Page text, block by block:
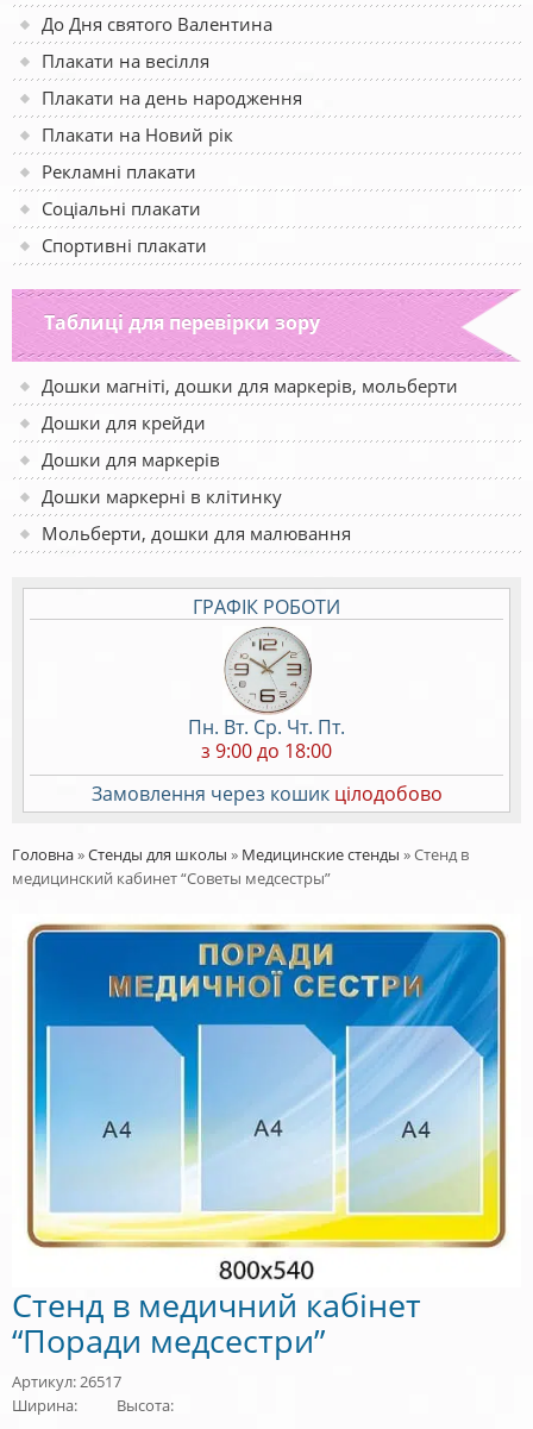
До Дня святого Валентина
Плакати на весілля
Плакати на день народження
Плакати на Новий рік
Рекламні плакати
Соціальні плакати
Спортивні плакати
Таблиці для перевірки зору
Дошки магніті, дошки для маркерів, мольберти
Дошки для крейди
Дошки для маркерів
Дошки маркерні в клітинку
Мольберти, дошки для малювання
ГРАФІК РОБОТИ
Пн. Вт. Ср. Чт. Пт.
з 9:00 до 18:00
Замовлення через кошик цілодобово
Головна»Стенды для школы » Медицинские стенды »Стенд в
медицинский кабинет “Советы медсестры”
Стенд в медичний кабінет
“Поради медсестри”
Артикул: 26517
Ширина:
Высота: